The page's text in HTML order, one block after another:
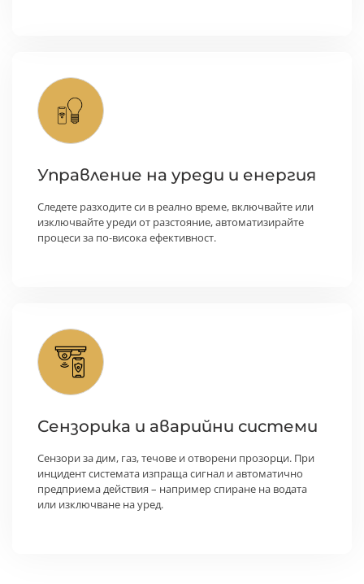
Управление на уреди и енергия
Следете разходите си в реално време, включвайте или
изключвайте уреди от разстояние, автоматизирайте
процеси за по-висока ефективност.
Сензорика и аварийни системи
Сензори за дим, газ, течове и отворени прозорци. При
инцидент системата изпраща сигнал и автоматично
предприема действия – например спиране на водата
или изключване на уред.